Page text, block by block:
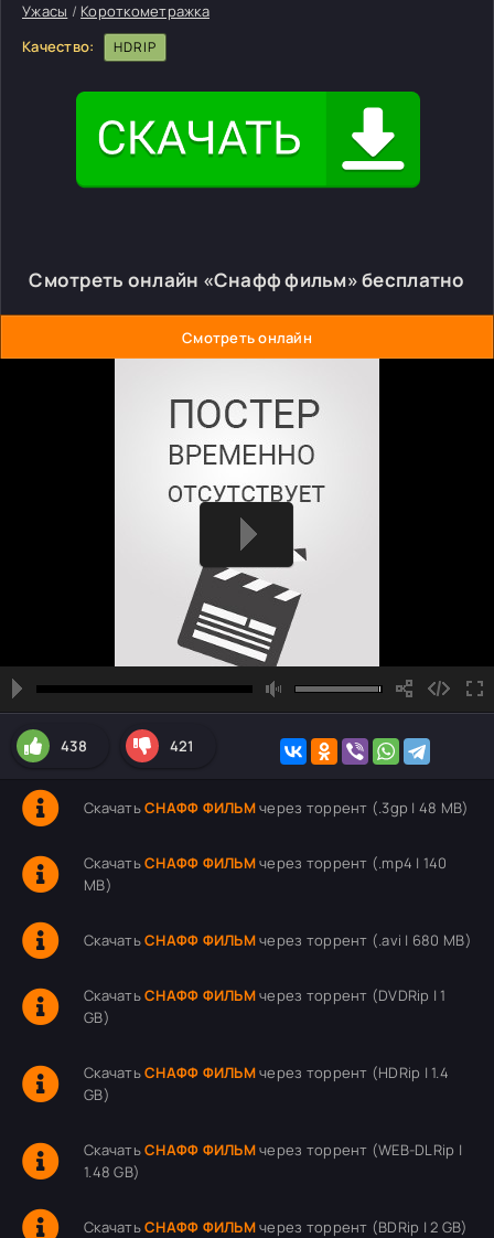
Ужасы / Короткометражка
Качество:
HDRIP
Смотреть онлайн «Снафф фильм» бесплатно
Смотреть онлайн
438 421
СкачатьСНАФФ ФИЛЬМчерез торрент (.3gp | 48 MB)
СкачатьСНАФФ ФИЛЬМчерез торрент (.mp4 | 140
MB)
СкачатьСНАФФ ФИЛЬМчерез торрент (.avi | 680 MB)
СкачатьСНАФФ ФИЛЬМчерез торрент (DVDRip | 1
GB)
СкачатьСНАФФ ФИЛЬМчерез торрент (HDRip | 1.4
GB)
СкачатьСНАФФ ФИЛЬМчерез торрент (WEB-DLRip |
1.48 GB)
СкачатьСНАФФ ФИЛЬМчерез торрент (BDRip | 2 GB)